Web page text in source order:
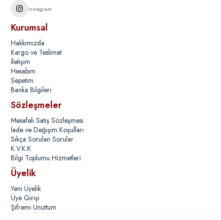
Instagram
Kurumsal
Hakkımızda
Kargo ve Teslimat
İletişim
Hesabım
Sepetim
Banka Bilgileri
Sözleşmeler
Mesafeli Satış Sözleşmesi
İade ve Değişim Koşulları
Sıkça Sorulan Sorular
K.V.K.K
Bilgi Toplumu Hizmetleri
Üyelik
Yeni Üyelik
Üye Girişi
Şifremi Unuttum